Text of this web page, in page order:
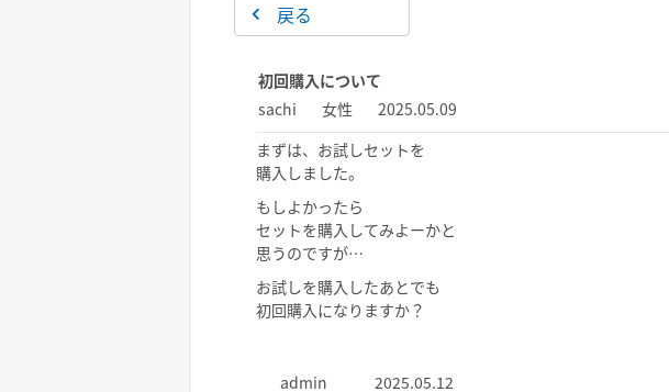
戻る
初回購入について
sachi
女性
2025.05.09
まずは、お試しセットを
購入しました。
もしよかったら
セットを購入してみよーかと
思うのですが…
お試しを購入したあとでも
初回購入になりますか？
admin
2025.05.12